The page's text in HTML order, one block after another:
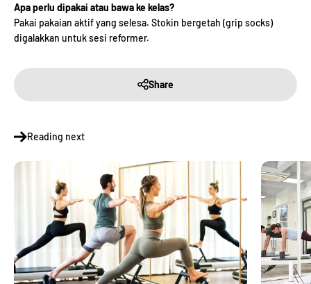
Apa perlu dipakai atau bawa ke kelas?
Pakai pakaian aktif yang selesa. Stokin bergetah (grip socks)
digalakkan untuk sesi reformer.
Share
Reading next